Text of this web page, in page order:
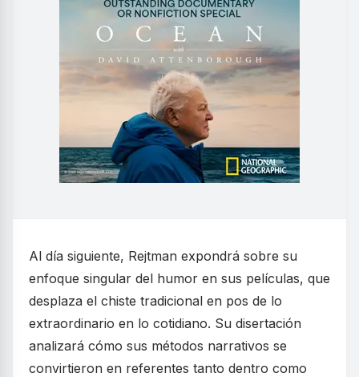
Al día siguiente, Rejtman expondrá sobre su
enfoque singular del humor en sus películas, que
desplaza el chiste tradicional en pos de lo
extraordinario en lo cotidiano. Su disertación
analizará cómo sus métodos narrativos se
convirtieron en referentes tanto dentro como